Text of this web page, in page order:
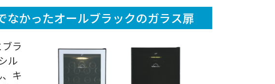
なかったオールブラックのガラス扉
ラ
ル
キ